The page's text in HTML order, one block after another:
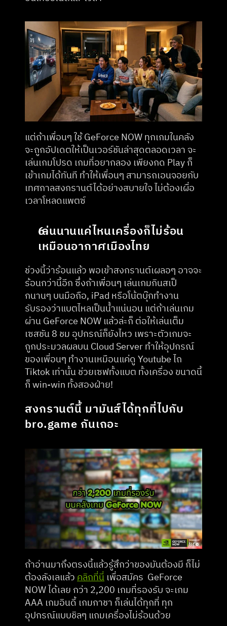
แต่ถ้าเพื่อนๆ ใช้ GeForce NOW ทุกเกมในคลัง
จะถูกอัปเดตให้เป็นเวอร์ชันล่าสุดตลอดเวลา จะ
เล่นเกมโปรด เกมที่อยากลอง เพียงกด Play ก็
เข้าเกมได้ทันที ทำให้เพื่อนๆ สามารถเอนจอยกับ
เทศกาลสงกรานต์ได้อย่างสบายใจ ไม่ต้องเผื่อ
เวลาโหลดแพตซ์
เล่นนานแค่ไหนเครื่องก็ไม่ร้อน
เหมือนอากาศเมืองไทย
ช่วงนี้ว่าร้อนแล้ว พอเข้าสงกรานต์เผลอๆ อาจจะ
ร้อนกว่านี้อีก ซึ่งถ้าเพื่อนๆ เล่นเกมกินสเป็
กนานๆ บนมือถือ, iPad หรือโน้ตบุ๊กทำงาน
รับรองว่าแบตไหลเป็นน้ำแน่นอน แต่ถ้าเล่นเกม
ผ่าน GeForce NOW แล้วล่ะก็ ต่อให้เล่นเต็ม
เซสชัน 8 ชม อุปกรณ์ก็ยังไหว เพราะตัวเกมจะ
ถูกประมวลผลบน Cloud Server ทำให้อุปกรณ์
ของเพื่อนๆ ทำงานเหมือนแค่ดู Youtube ไถ
Tiktok เท่านั้น ช่วยเซฟทั้งแบต ทั้งเครื่อง ขนาดนี้
ก็ win-win ทั้งสองฝ่าย!
สงกรานต์นี้ มามันส์ได้ทุกที่ไปกับ
bro.game กันเถอะ
ถ้าอ่านมาถึงตรงนี้แล้วรู้สึกว่าของมันต้องมี ก็ไม่
ต้องลังเลแล้ว คลิกที่นี่ เพื่อสมัคร  GeForce
NOW ได้เลย กว่า 2,200 เกมที่รองรับ จะเกม
AAA เกมอินดี้ เกมกาชา ก็เล่นได้ทุกที่ ทุก
อุปกรณ์แบบชิลๆ แถมเครื่องไม่ร้อนด้วย